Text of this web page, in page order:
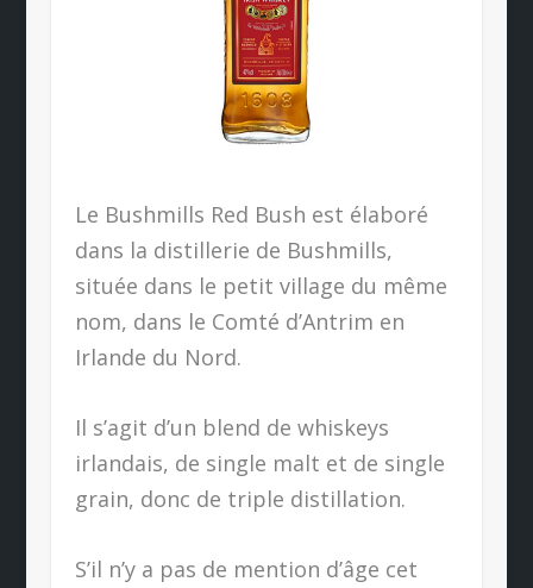
Le Bushmills Red Bush est élaboré
dans la distillerie de Bushmills,
située dans le petit village du même
nom, dans le Comté d’Antrim en
Irlande du Nord.
Il s’agit d’un blend de whiskeys
irlandais, de single malt et de single
grain, donc de triple distillation.
S’il n’y a pas de mention d’âge cet